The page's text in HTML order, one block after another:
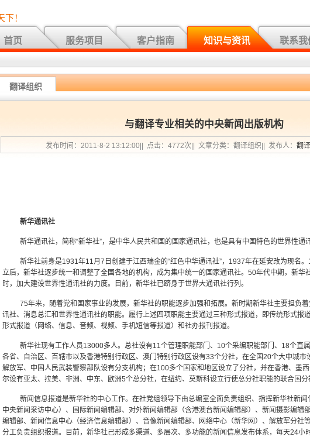
下！
首页 服务项目 客户指南 知识与资讯 联系我
翻译组织
与翻译专业相关的中央新闻出版机构
发布时间：2011-8-2 13:12:00|| 点击：4772次|| 文章分类：翻译组织|| 发布人： 翻
新华通讯社
新华通讯社，简称“新华社”，是中华人民共和国的国家通讯社，也是具有中国特色的世界性通讯
新华社前身是1931年11月7日创建于江西瑞金的“红色中华通讯社”，1937年在延安改为现名
立后，新华社逐步统一和调整了全国各地的机构，成为集中统一的国家通讯社。50年代中期，新华
时，加大建设世界性通讯社的力度。目前，新华社已跻身于世界大通讯社行列。
75年来，随着党和国家事业的发展，新华社的职能逐步加强和拓展。新时期新华社主要担负
讯社、消息总汇和世界性通讯社的职能。履行上述四项职能主要通过三种形式报道，即传统形式报
形式报道（网络、信息、音频、视频、手机短信等报道）和社办报刊报道。
新华社现有工作人员13000多人。总社设有11个管理职能部门、10个采编职能部门、18个直
各省、自治区、百辖市以及香港特别行政区、澳门特别行政区设有33个分社，在全国20个大中城市
解放军、中国人民武装警察部队设有分支机构；在100多个国家和地区设立了分社，并在香港、墨
尔设有亚太、拉美、非洲、中东、欧洲5个总分社，在纽约、莫斯科设立行使总分社职能的联合国分
新闻信息报道是新华社的中心工作。在社党组领导下由总编室全面负责组织、指挥新华社新
中央新闻采访中心）、国际新闻编辑部、对外新闻编辑部（含港澳台新闻编辑部）、新闻摄影编辑
编辑部、新闻信息中心（经济信息编辑部）、音像新闻编辑部、网络中心（新华网）、解放军分社
分工负责组织报道。目前，新华社己形成多渠道、多层次、多功能的新闻信息发布体系，每天24小